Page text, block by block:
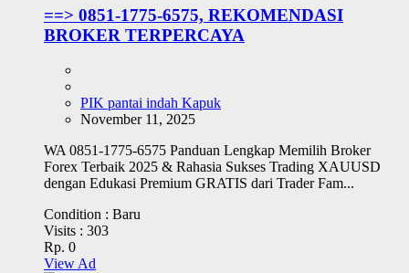
==> 0851-1775-6575, REKOMENDASI
BROKER TERPERCAYA
PIK pantai indah Kapuk
November 11, 2025
WA 0851-1775-6575 Panduan Lengkap Memilih Broker
Forex Terbaik 2025 & Rahasia Sukses Trading XAUUSD
dengan Edukasi Premium GRATIS dari Trader Fam...
Condition : Baru
Visits : 303
Rp. 0
View Ad